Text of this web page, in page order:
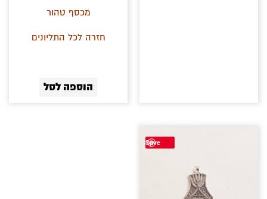
מכסף טהור
חזרה לכל התליונים
הוספה לסל
Save